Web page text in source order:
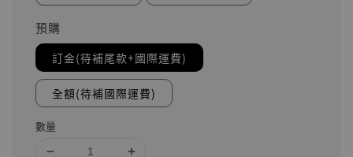
預購
訂金(待補尾款+國際運費)
全額(待補國際運費)
數量